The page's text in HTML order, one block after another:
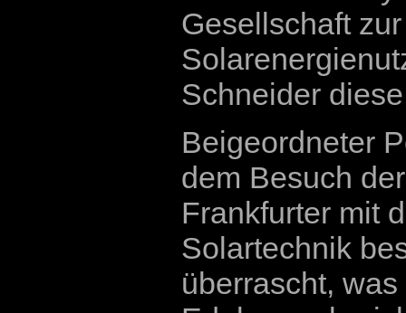
Gesellschaft
Schneider
Beigeordneter
dem Besuch
Frankfurter mit
Solartechnik
überrascht,